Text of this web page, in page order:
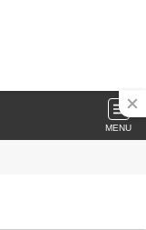
MENU